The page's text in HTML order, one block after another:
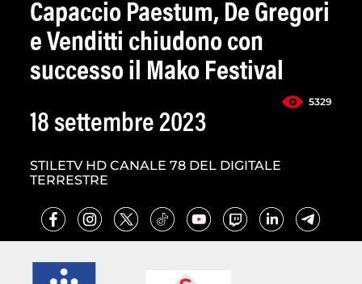
Capaccio Paestum, De Gregori
e Venditti chiudono con
successo il Mako Festival
5329
18 settembre 2023
STILETV HD CANALE 78 DEL DIGITALE
TERRESTRE